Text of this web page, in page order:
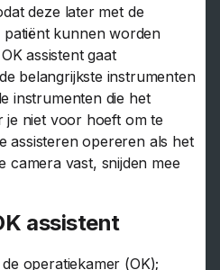
deze later met de
kunnen worden
assistent gaat
belangrijkste instrumenten
instrumenten die het
je niet voor hoeft om te
assisteren opereren als het
camera vast, snijden mee
assistent
operatiekamer (OK);